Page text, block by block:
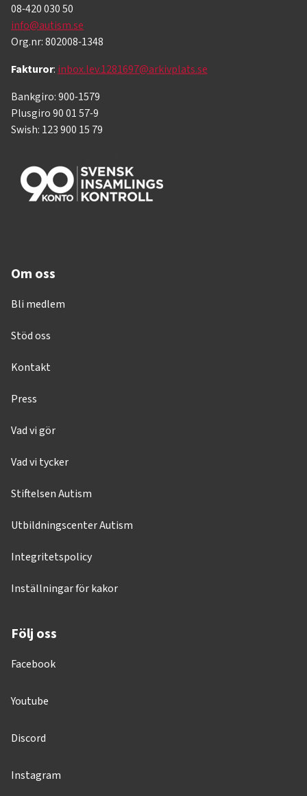
08-420 030 50
info@autism.se
Org.nr: 802008-1348
Fakturor: inbox.lev.1281697@arkivplats.se
Bankgiro: 900-1579
Plusgiro 90 01 57-9
Swish: 123 900 15 79
Om oss
Bli medlem
Stöd oss
Kontakt
Press
Vad vi gör
Vad vi tycker
Stiftelsen Autism
Utbildningscenter Autism
Integritetspolicy
Inställningar för kakor
Följ oss
Facebook
Youtube
Discord
Instagram